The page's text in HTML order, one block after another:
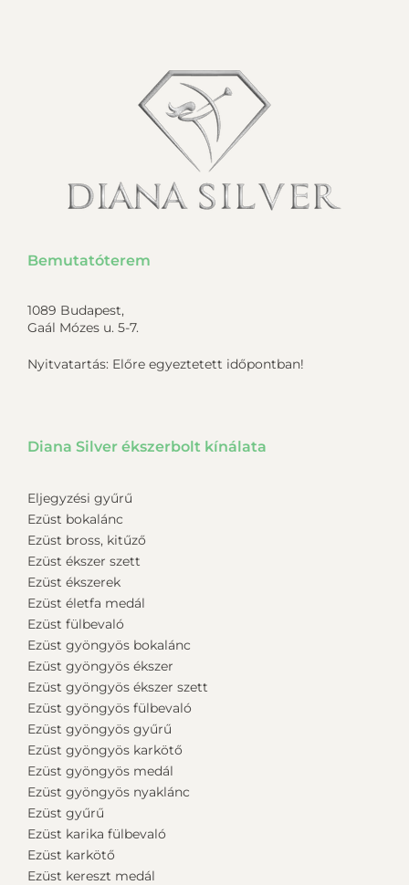
Bemutatóterem
1089 Budapest,
Gaál Mózes u. 5-7.
Nyitvatartás: Előre egyeztetett időpontban!
Diana Silver ékszerbolt kínálata
Eljegyzési gyűrű
Ezüst bokalánc
Ezüst bross, kitűző
Ezüst ékszer szett
Ezüst ékszerek
Ezüst életfa medál
Ezüst fülbevaló
Ezüst gyöngyös bokalánc
Ezüst gyöngyös ékszer
Ezüst gyöngyös ékszer szett
Ezüst gyöngyös fülbevaló
Ezüst gyöngyös gyűrű
Ezüst gyöngyös karkötő
Ezüst gyöngyös medál
Ezüst gyöngyös nyaklánc
Ezüst gyűrű
Ezüst karika fülbevaló
Ezüst karkötő
Ezüst kereszt medál